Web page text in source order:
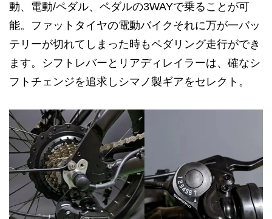
動、電動/ペダル、ペダルの3WAYで乗ることが可
能。ファットタイヤの電動バイクそれに万が一バッ
テリーが切れてしまった時もペダリング走行ができ
ます。シフトレバーとリアディレイラーは、確なシ
フトチェンジを追求しシマノ製ギアをセレクト。